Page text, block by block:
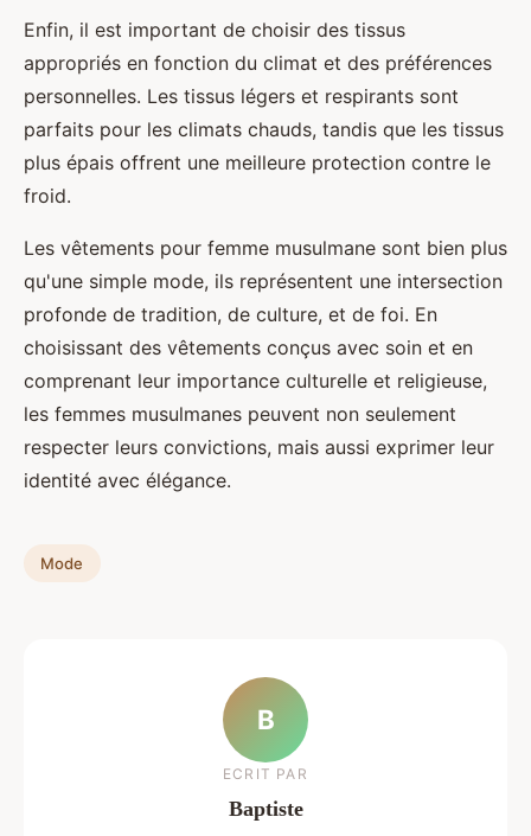
Enfin, il est important de choisir des tissus
appropriés en fonction du climat et des préférences
personnelles. Les tissus légers et respirants sont
parfaits pour les climats chauds, tandis que les tissus
plus épais offrent une meilleure protection contre le
froid.
Les vêtements pour femme musulmane sont bien plus
qu'une simple mode, ils représentent une intersection
profonde de tradition, de culture, et de foi. En
choisissant des vêtements conçus avec soin et en
comprenant leur importance culturelle et religieuse,
les femmes musulmanes peuvent non seulement
respecter leurs convictions, mais aussi exprimer leur
identité avec élégance.
Mode
B
ECRIT PAR
Baptiste